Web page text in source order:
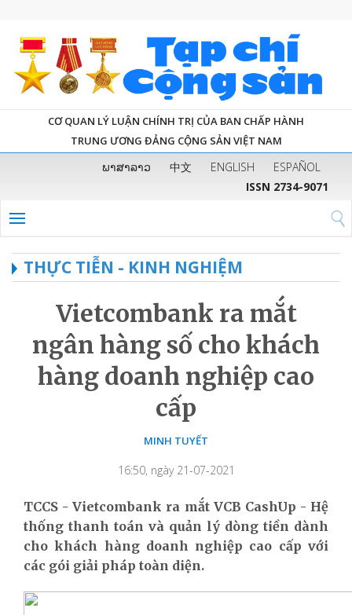
CƠ QUAN LÝ LUẬN CHÍNH TRỊ CỦA BAN CHẤP HÀNH
TRUNG ƯƠNG ĐẢNG CỘNG SẢN VIỆT NAM
ພາສາລາວ 中文 ENGLISH
ESPAÑOL
ISSN 2734-9071
THỰC TIỄN - KINH NGHIỆM
Vietcombank ra mắt
ngân hàng số cho khách
hàng doanh nghiệp cao
cấp
MINH TUYẾT
16:50, ngày 21-07-2021
TCCS - Vietcombank ra mắt VCB CashUp - Hệ
thống thanh toán và quản lý dòng tiền dành
cho khách hàng doanh nghiệp cao cấp với
các gói giải pháp toàn diện.